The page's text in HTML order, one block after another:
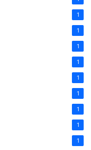
1
1
1
1
1
1
1
1
1